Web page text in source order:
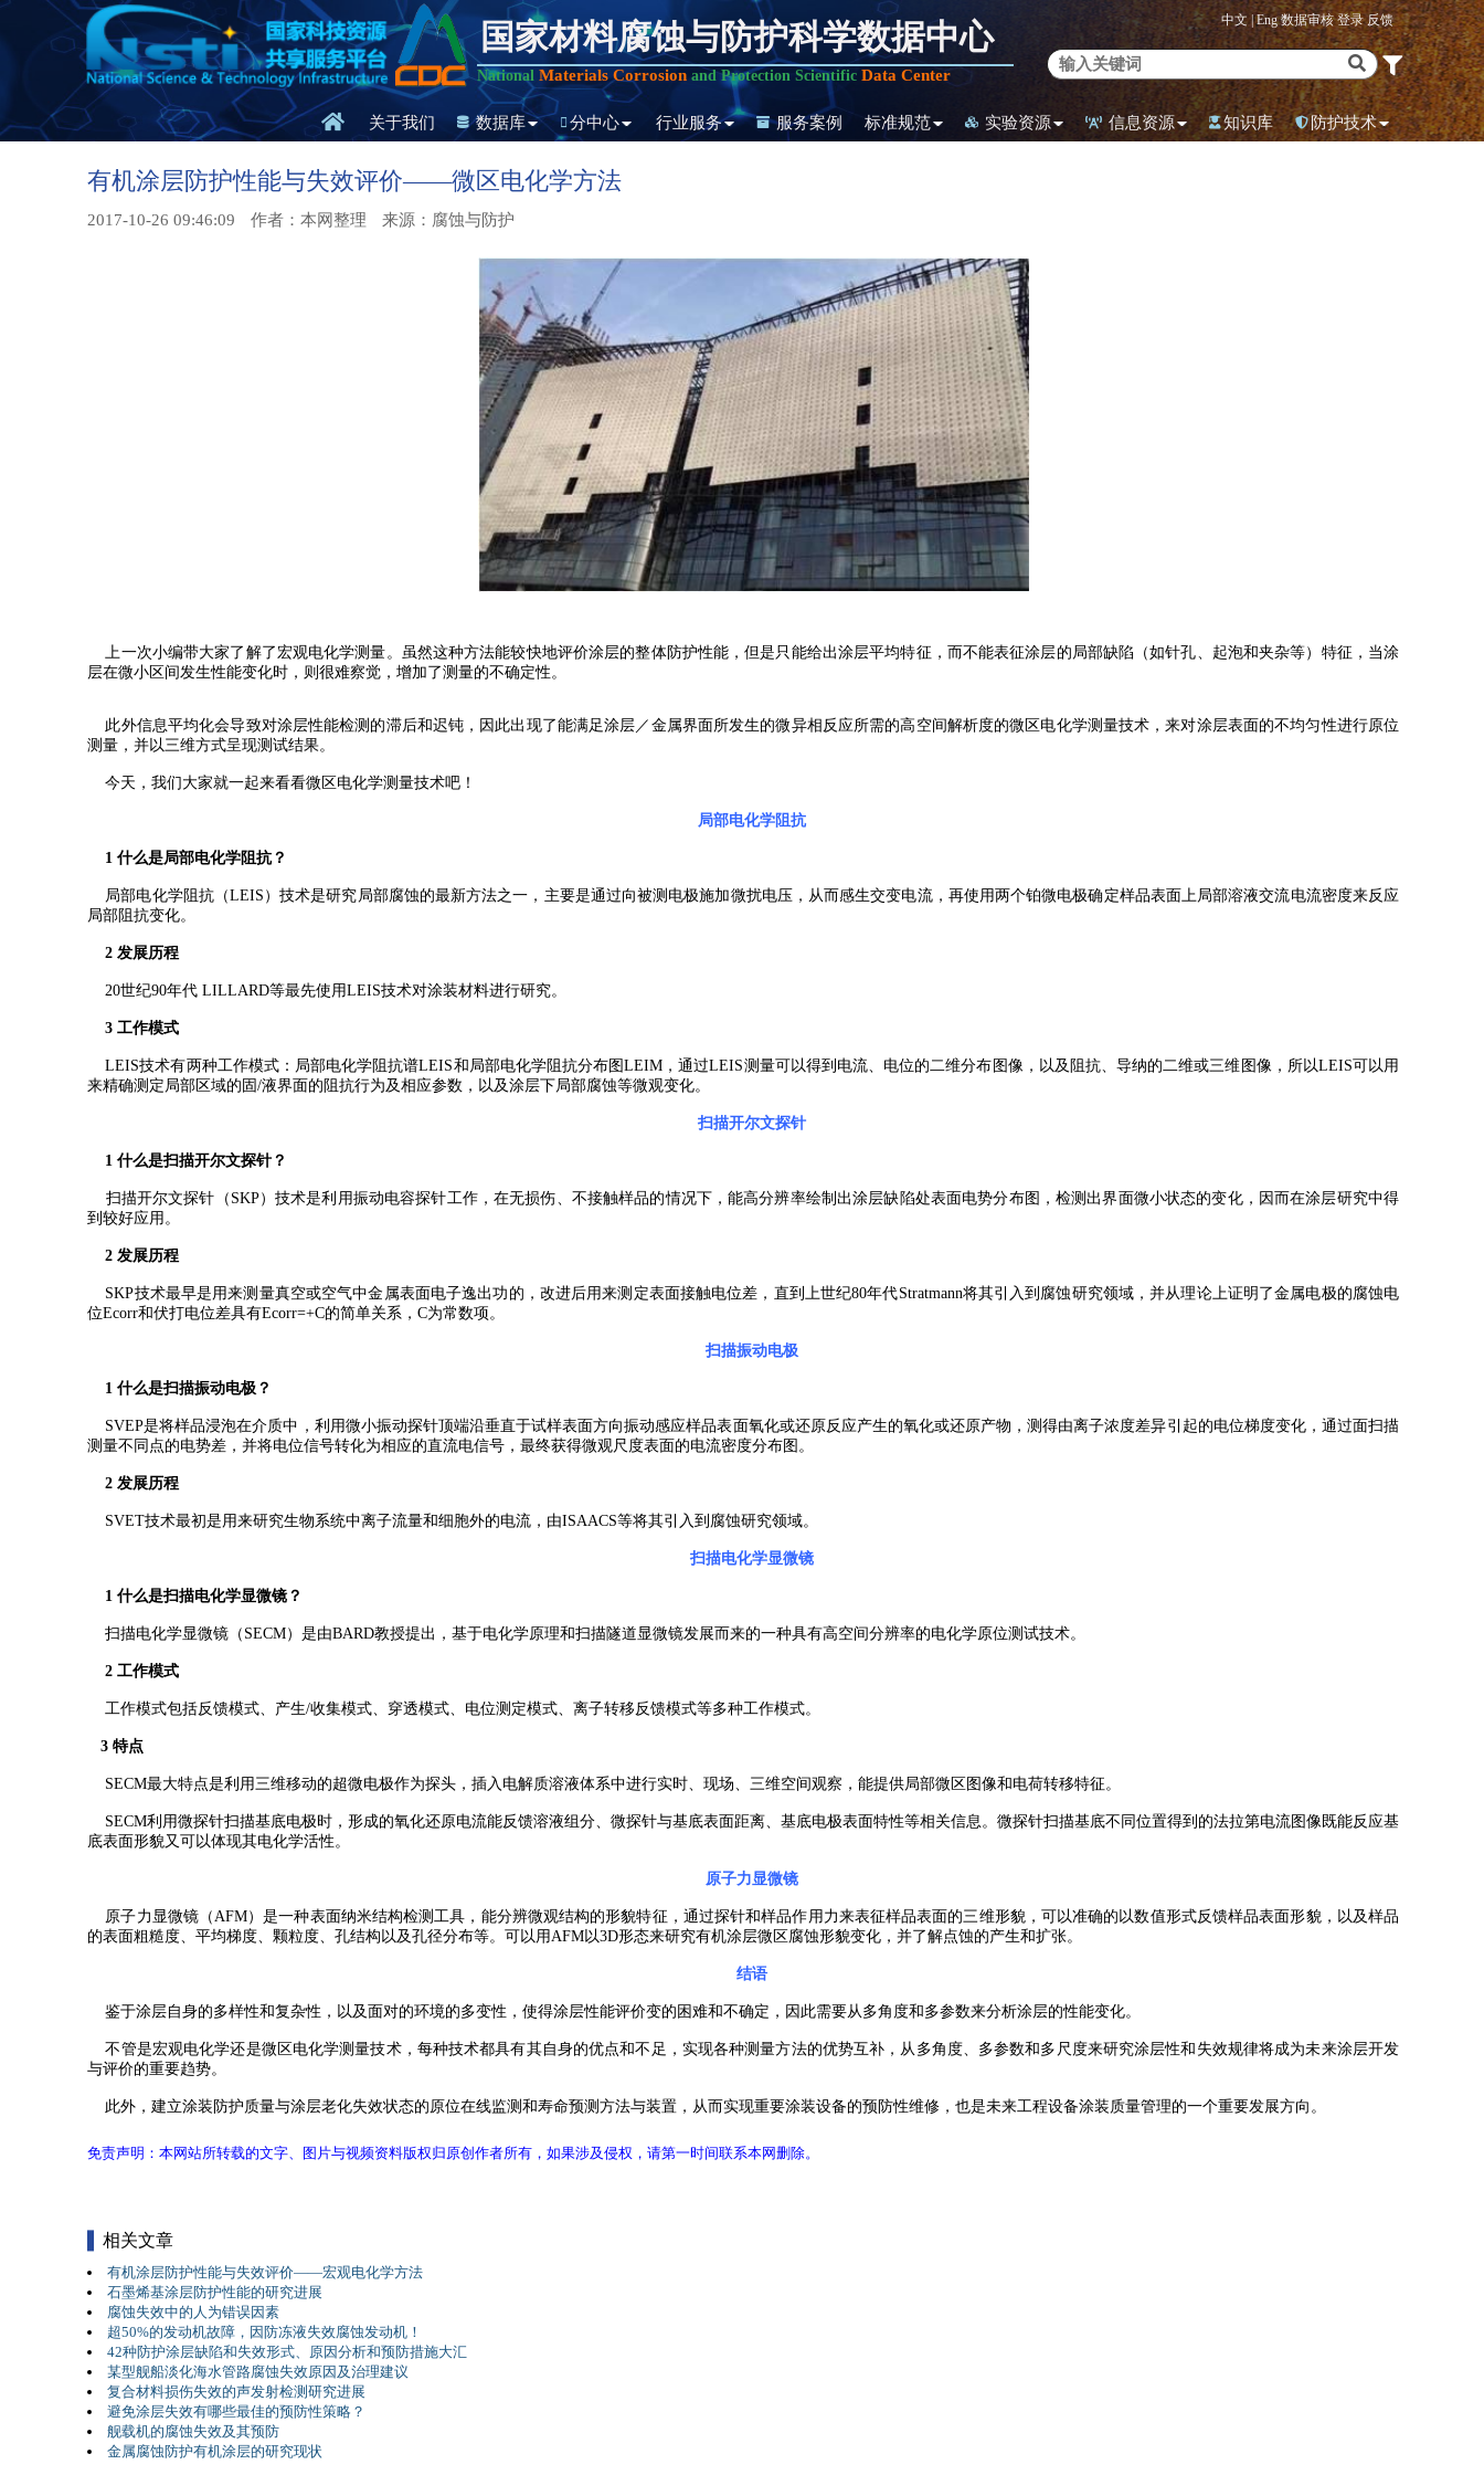
国家材料腐蚀与防护科学数据中心
National Materials Corrosionand Protection Scientific Data Center
中文 |Eng 数据审核登录反馈
关于我们 数据库 分中心 行业服务 服务案例 标准规范 实验资源 信息资源 知识库 防护技术
有机涂层防护性能与失效评价——微区电化学方法
2017-10-26 09:46:09 作者：本网整理 来源：腐蚀与防护
上一次小编带大家了解了宏观电化学测量。虽然这种方法能较快地评价涂层的整体防护性能，但是只能给出涂层平均特征，而不能表征涂层的局部缺陷（如针孔、起泡和夹杂等）特征，当涂
层在微小区间发生性能变化时，则很难察觉，增加了测量的不确定性。
此外信息平均化会导致对涂层性能检测的滞后和迟钝，因此出现了能满足涂层／金属界面所发生的微异相反应所需的高空间解析度的微区电化学测量技术，来对涂层表面的不均匀性进行原位
测量，并以三维方式呈现测试结果。
今天，我们大家就一起来看看微区电化学测量技术吧！
局部电化学阻抗
1 什么是局部电化学阻抗？
局部电化学阻抗（LEIS）技术是研究局部腐蚀的最新方法之一，主要是通过向被测电极施加微扰电压，从而感生交变电流，再使用两个铂微电极确定样品表面上局部溶液交流电流密度来反应
局部阻抗变化。
2 发展历程
20世纪90年代 LILLARD等最先使用LEIS技术对涂装材料进行研究。
3 工作模式
LEIS技术有两种工作模式：局部电化学阻抗谱LEIS和局部电化学阻抗分布图LEIM，通过LEIS测量可以得到电流、电位的二维分布图像，以及阻抗、导纳的二维或三维图像，所以LEIS可以用
来精确测定局部区域的固/液界面的阻抗行为及相应参数，以及涂层下局部腐蚀等微观变化。
扫描开尔文探针
1 什么是扫描开尔文探针？
扫描开尔文探针（SKP）技术是利用振动电容探针工作，在无损伤、不接触样品的情况下，能高分辨率绘制出涂层缺陷处表面电势分布图，检测出界面微小状态的变化，因而在涂层研究中得
到较好应用。
2 发展历程
SKP技术最早是用来测量真空或空气中金属表面电子逸出功的，改进后用来测定表面接触电位差，直到上世纪80年代Stratmann将其引入到腐蚀研究领域，并从理论上证明了金属电极的腐蚀电
位Ecorr和伏打电位差具有Ecorr=+C的简单关系，C为常数项。
扫描振动电极
1 什么是扫描振动电极？
SVEP是将样品浸泡在介质中，利用微小振动探针顶端沿垂直于试样表面方向振动感应样品表面氧化或还原反应产生的氧化或还原产物，测得由离子浓度差异引起的电位梯度变化，通过面扫描
测量不同点的电势差，并将电位信号转化为相应的直流电信号，最终获得微观尺度表面的电流密度分布图。
2 发展历程
SVET技术最初是用来研究生物系统中离子流量和细胞外的电流，由ISAACS等将其引入到腐蚀研究领域。
扫描电化学显微镜
1 什么是扫描电化学显微镜？
扫描电化学显微镜（SECM）是由BARD教授提出，基于电化学原理和扫描隧道显微镜发展而来的一种具有高空间分辨率的电化学原位测试技术。
2 工作模式
工作模式包括反馈模式、产生/收集模式、穿透模式、电位测定模式、离子转移反馈模式等多种工作模式。
3 特点
SECM最大特点是利用三维移动的超微电极作为探头，插入电解质溶液体系中进行实时、现场、三维空间观察，能提供局部微区图像和电荷转移特征。
SECM利用微探针扫描基底电极时，形成的氧化还原电流能反馈溶液组分、微探针与基底表面距离、基底电极表面特性等相关信息。微探针扫描基底不同位置得到的法拉第电流图像既能反应基
底表面形貌又可以体现其电化学活性。
原子力显微镜
原子力显微镜（AFM）是一种表面纳米结构检测工具，能分辨微观结构的形貌特征，通过探针和样品作用力来表征样品表面的三维形貌，可以准确的以数值形式反馈样品表面形貌，以及样品
的表面粗糙度、平均梯度、颗粒度、孔结构以及孔径分布等。可以用AFM以3D形态来研究有机涂层微区腐蚀形貌变化，并了解点蚀的产生和扩张。
结语
鉴于涂层自身的多样性和复杂性，以及面对的环境的多变性，使得涂层性能评价变的困难和不确定，因此需要从多角度和多参数来分析涂层的性能变化。
不管是宏观电化学还是微区电化学测量技术，每种技术都具有其自身的优点和不足，实现各种测量方法的优势互补，从多角度、多参数和多尺度来研究涂层性和失效规律将成为未来涂层开发
与评价的重要趋势。
此外，建立涂装防护质量与涂层老化失效状态的原位在线监测和寿命预测方法与装置，从而实现重要涂装设备的预防性维修，也是未来工程设备涂装质量管理的一个重要发展方向。
免责声明：本网站所转载的文字、图片与视频资料版权归原创作者所有，如果涉及侵权，请第一时间联系本网删除。
相关文章
有机涂层防护性能与失效评价——宏观电化学方法
石墨烯基涂层防护性能的研究进展
腐蚀失效中的人为错误因素
超50%的发动机故障，因防冻液失效腐蚀发动机！
42种防护涂层缺陷和失效形式、原因分析和预防措施大汇
某型舰船淡化海水管路腐蚀失效原因及治理建议
复合材料损伤失效的声发射检测研究进展
避免涂层失效有哪些最佳的预防性策略？
舰载机的腐蚀失效及其预防
金属腐蚀防护有机涂层的研究现状